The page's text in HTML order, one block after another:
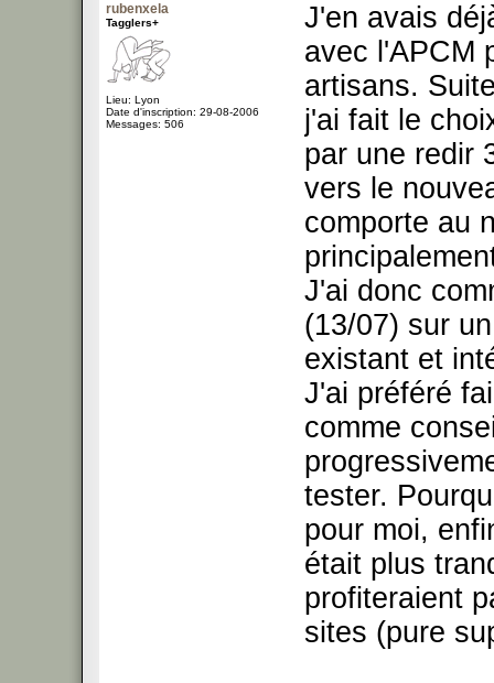
rubenxela
Tagglers+
Lieu: Lyon
Date d'inscription: 29-08-2006
Messages: 506
J'en avais
avec l'APCM
artisans.
j'ai fait le
par une redir
vers le
comporte au
J'ai donc
(13/07) sur
existant et
J'ai préféré
comme
tester.
pour moi,
était plus
profiteraient
sites (pure